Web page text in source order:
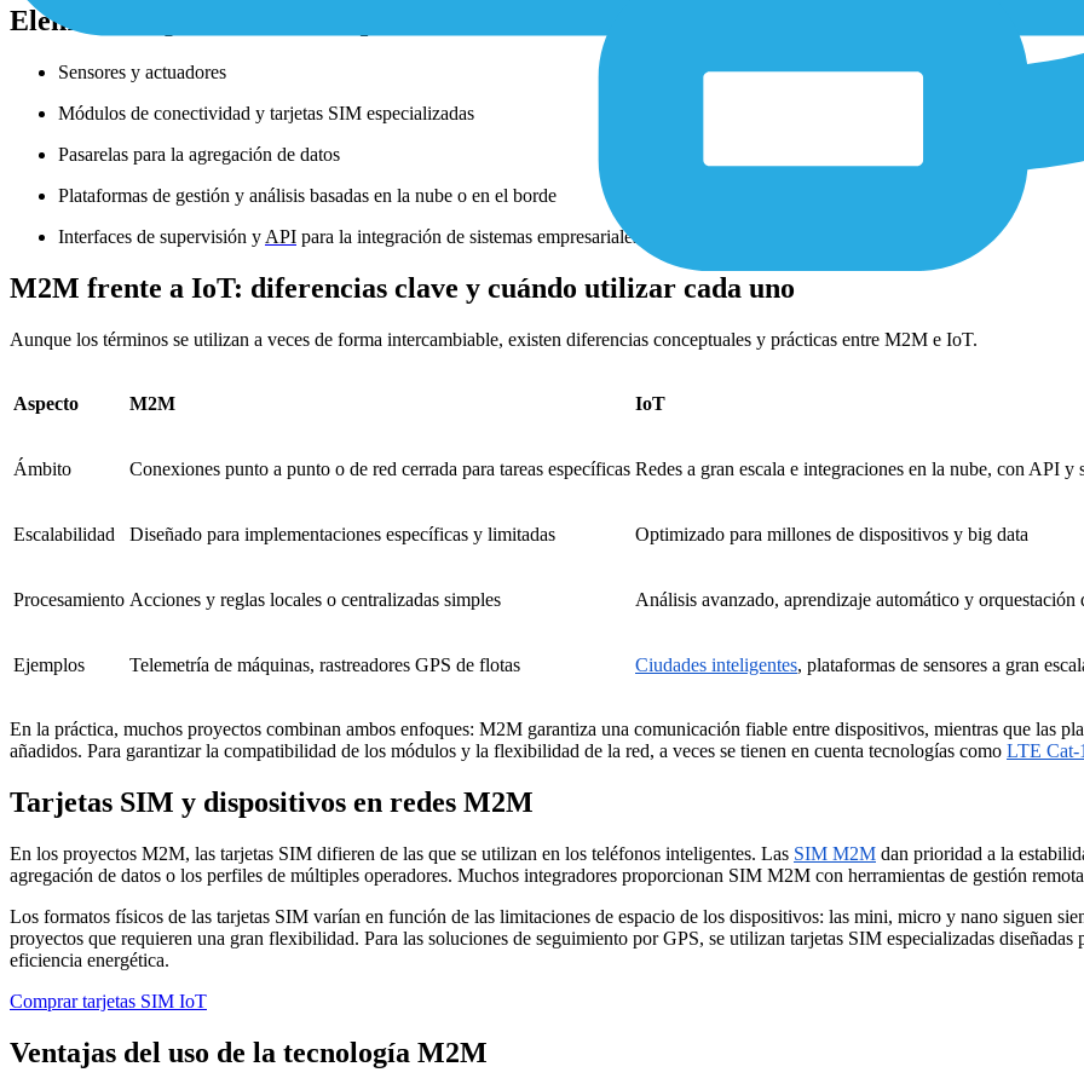
Elementos típicos de una arquitectura M2M
Sensores y actuadores
Módulos de conectividad y tarjetas SIM especializadas
Pasarelas para la agregación de datos
Plataformas de gestión y análisis basadas en la nube o en el borde
Interfaces de supervisión y API para la integración de sistemas empresariales
M2M frente a IoT: diferencias clave y cuándo utilizar cada uno
Aunque los términos se utilizan a veces de forma intercambiable, existen diferencias conceptuales y prácticas entre M2M e IoT.
Aspecto M2M IoT
Ámbito Conexiones punto a punto o de red cerrada para tareas específicas Redes a gran escala e integraciones en la nube, con API y
Escalabilidad Diseñado para implementaciones específicas y limitadas Optimizado para millones de dispositivos y big data
Procesamiento Acciones y reglas locales o centralizadas simples Análisis avanzado, aprendizaje automático y orquestación
Ejemplos Telemetría de máquinas, rastreadores GPS de flotas Ciudades inteligentes, plataformas de sensores a gran
En la práctica, muchos proyectos combinan ambos enfoques: M2M garantiza una comunicación fiable entre dispositivos, mientras que las
añadidos. Para garantizar la compatibilidad de los módulos y la flexibilidad de la red, a veces se tienen en cuenta tecnologías como LTE Cat-1
Tarjetas SIM y dispositivos en redes M2M
En los proyectos M2M, las tarjetas SIM difieren de las que se utilizan en los teléfonos inteligentes. Las SIM M2M dan prioridad a la
agregación de datos o los perfiles de múltiples operadores. Muchos integradores proporcionan SIM M2M con herramientas de gestión
Los formatos físicos de las tarjetas SIM varían en función de las limitaciones de espacio de los dispositivos: las mini, micro y nano siguen
proyectos que requieren una gran flexibilidad. Para las soluciones de seguimiento por GPS, se utilizan tarjetas SIM especializadas
eficiencia energética.
Comprar tarjetas SIM IoT
Ventajas del uso de la tecnología M2M